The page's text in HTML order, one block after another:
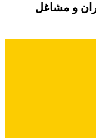
و مشاغل